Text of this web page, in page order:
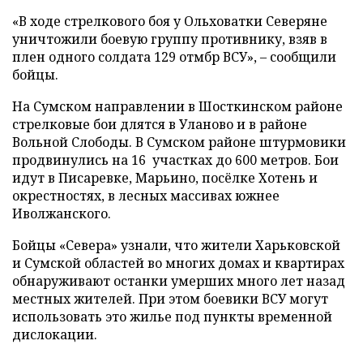
«В ходе стрелкового боя у Ольховатки Северяне
уничтожили боевую группу противнику, взяв в
плен одного солдата 129 отмбр ВСУ», – сообщили
бойцы.
На Сумском направлении в Шосткинском районе
стрелковые бои длятся в Уланово и в районе
Вольной Слободы. В Сумском районе штурмовики
продвинулись на 16 участках до 600 метров. Бои
идут в Писаревке, Марьино, посёлке Хотень и
окрестностях, в лесных массивах южнее
Иволжанского.
Бойцы «Севера» узнали, что жители Харьковской
и Сумской областей во многих домах и квартирах
обнаруживают останки умерших много лет назад
местных жителей. При этом боевики ВСУ могут
использовать это жилье под пункты временной
дислокации.